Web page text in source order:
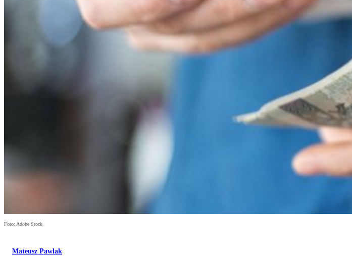
Foto: Adobe Stock
Mateusz Pawlak